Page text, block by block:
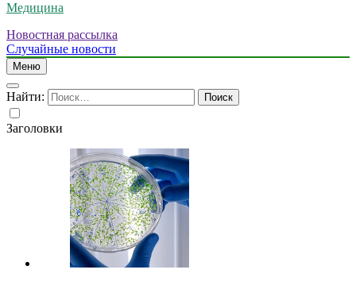
Медицина
Новостная рассылка
Случайные новости
Меню
Найти:
Заголовки